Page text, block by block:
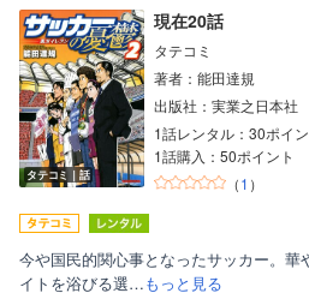
タテコミ｜話
現在20話
タテコミ
著者：能田達規
出版社：実業之日本社
1話レンタル：30ポイン
1話購入：50ポイント
（1 ）
今や国民的関心事となったサッカー。華
イトを浴びる選…もっと見る